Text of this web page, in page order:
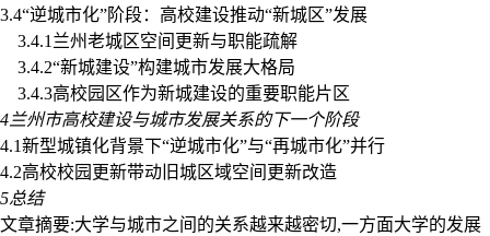
3.4“逆城市化”阶段：高校建设推动“新城区”发展
3.4.1兰州老城区空间更新与职能疏解
3.4.2“新城建设”构建城市发展大格局
3.4.3高校园区作为新城建设的重要职能片区
4兰州市高校建设与城市发展关系的下一个阶段
4.1新型城镇化背景下“逆城市化”与“再城市化”并行
4.2高校校园更新带动旧城区域空间更新改造
5总结
文章摘要:大学与城市之间的关系越来越密切,一方面大学的发展